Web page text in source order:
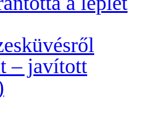
– javított